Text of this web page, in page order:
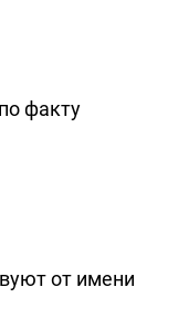
факту
от имени